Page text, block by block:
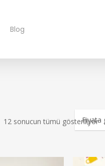
Blog
12 sonucun tümü gösteriliyor